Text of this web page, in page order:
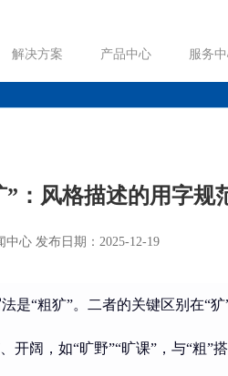
解决方案 产品中心 服务
”：风格描述的用字规
中心 发布日期：2025-12-19
是“粗犷”。二者的关键区别在“
阔，如“旷野”“旷课”，与“粗”